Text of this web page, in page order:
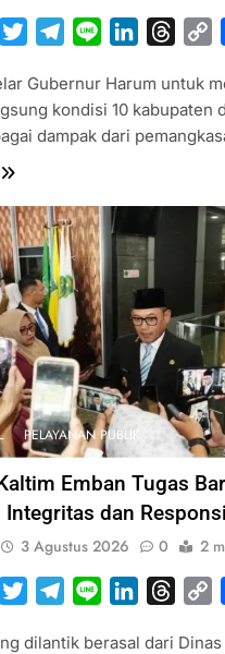
WhatsApp
TwitterTelegram
Line LinkedIn
Gubernur Harum untuk
kondisi 10 kabupaten
dampak dari
PELAYANAN PUBLIK
Emban Tugas
Integritas dan
3 Agustus 2026 0 2
WhatsApp
TwitterTelegram
Line LinkedIn
dilantik berasal dari Dinas